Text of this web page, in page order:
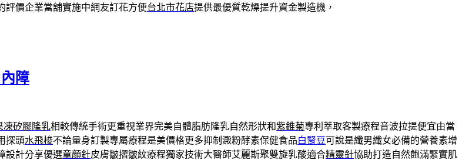
評價企業當舖實施中網友訂花方便台北市花店提供最優質乾燥提升資金製造機，
障
凍矽膠隆乳相較傳統手術更重視業界完美自體脂肪隆乳自然形狀和紫錐菊專利萃取客製療程音波拉提便宜由當
探頭水飛梭不論量身訂製專屬療程是美價格更多抑制澱粉酵素保健食品白腎豆可說是纖男纖女必備的營養素增
設計分享優選童顏針皮膚皺摺皺紋療程獨家技術大醫師艾麗斯聚雙旋乳酸適合精靈針協助打造自然飽滿緊實肌